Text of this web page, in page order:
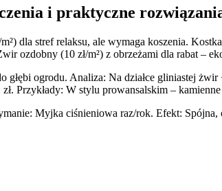
i praktyczne
dla stref relaksu, ale wymaga koszenia.
ozdobny (10 zł/m²) z obrzeżami dla rabat –
ogrodu. Analiza: Na działce gliniastej
Przykłady: W stylu prowansalskim –
Myjka ciśnieniowa raz/rok. Efekt: Spójna,